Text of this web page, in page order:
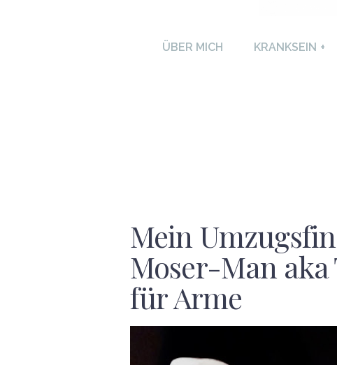
ÜBER MICH KRANKSEIN +
Mein
Moser-Man
für Arme